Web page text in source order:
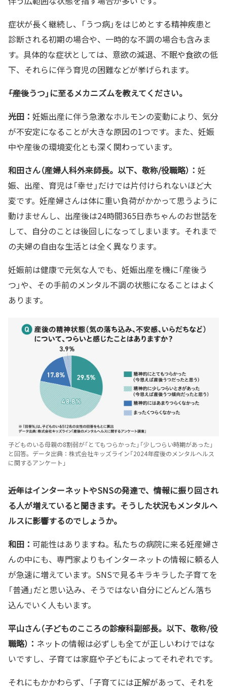
症状が長く継続し、「うつ病」をはじめとする精神疾患と
診断される初期の場合や、一時的な不調の場合も含みま
す。具体的な症状としては、意欲の減退、不眠や食欲の低
下、それらに伴う育児の困難などが挙げられます。
――「産後うつ」に至るメカニズムを教えてください。
光田： 妊娠出産に伴う急激なホルモンの変動により、気分
が不安定になることが大きな原因の1つです。また、妊娠
中や産後の環境変化とも深く関わっています。
和田さん（産婦人科外来師長。以下、敬称/役職略）： 妊
娠、出産、育児は「幸せ」だけでは片付けられないほど大
変です。妊産婦さんは体に重い負荷がかかって思うように
動けませんし、出産後は24時間365日赤ちゃんのお世話を
して、自分のことは後回しになってしまいます。それまで
の夫婦の自由な生活とは全く異なります。
妊娠前は健康で元気な人でも、妊娠出産を機に「産後う
つ」や、その手前のメンタル不調の状態になることはよく
あります。
子どものいる母親の8割弱が「とてもつらかった」「少しつらい時期があった」
と回答。データ出典：株式会社キッズライン「2024年産後のメンタルヘルス
に関するアンケート」
――近年はインターネットやSNSの発達で、情報に振り回され
る人が増えていると聞きます。そうした状況もメンタルヘ
ルスに影響するのでしょうか。
和田： 可能性はありますね。私たちの病院に来る妊産婦さ
んの中にも、専門家よりもインターネットの情報に頼る人
が急速に増えています。SNSで見るキラキラした子育てを
「普通」だと思い込み、そうではない自分にどんどん落ち
込んでいく人もいます。
平山さん（子どものこころの診療科副部長。以下、敬称/役
職略）： ネットの情報は必ずしも全てが正しいわけではな
いですし、子育ては家庭や子どもによってそれぞれです。
それにもかかわらず、「子育てには正解があって、それを